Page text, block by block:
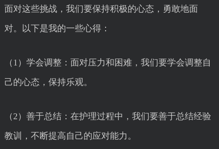
面对这些挑战，我们要保持积极的心态，勇敢地面
对。以下是我的一些心得：
（1）学会调整：面对压力和困难，我们要学会调整自
己的心态，保持乐观。
（2）善于总结：在护理过程中，我们要善于总结经验
教训，不断提高自己的应对能力。